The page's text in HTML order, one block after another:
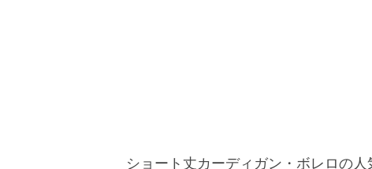
ショート丈カーディガン・ボレロの人